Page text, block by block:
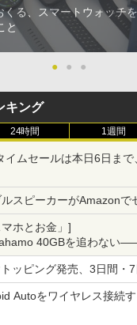
くる、スマートウォッチ
と
● ● ●
キング
24時間 1週間
イムセールは本日6日ま
スピーカーがAmazonで
ホとお金」]
40GBを追わない
限定の注意点
ッピング発売、3日間・
Autoをワイヤレス接続